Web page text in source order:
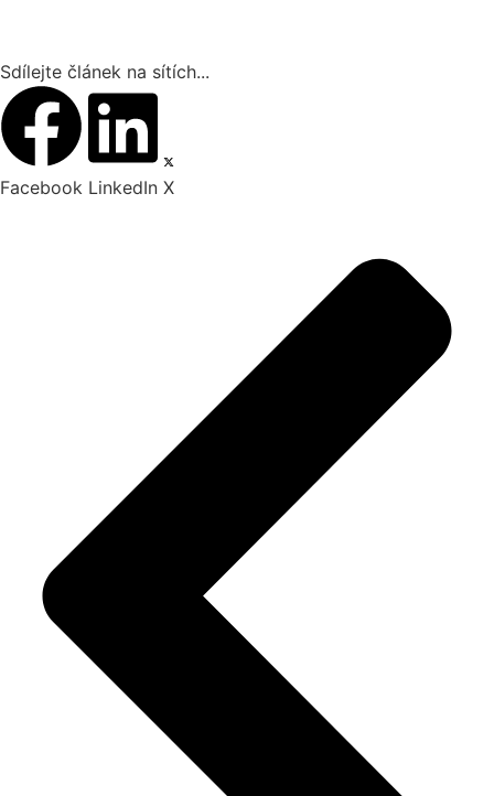
Sdílejte článek na sítích...
Facebook LinkedIn X